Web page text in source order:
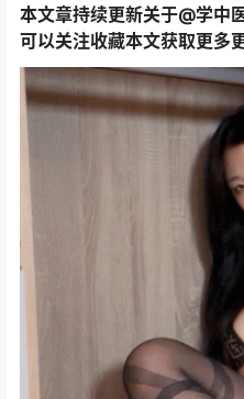
本文章持续更新关于@学中
可以关注收藏本文获取更多